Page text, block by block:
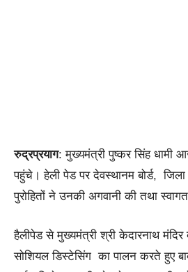
रुद्रप्रयाग: मुख्यमंत्री पुष्कर सिंह धामी
पहुंचे। हेली पेड पर देवस्थानम बोर्ड, जिला
पुरोहितों ने उनकी अगवानी की तथा
हैलीपेड से मुख्यमंत्री श्री केदारनाथ मंदिर
सोशियल डिस्टेसिंग का पालन करते हुए